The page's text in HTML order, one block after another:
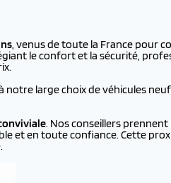
, venus de toute la France pour
le confort et la sécurité,
notre large choix de véhicules
. Nos conseillers prennent
et en toute confiance. Cette